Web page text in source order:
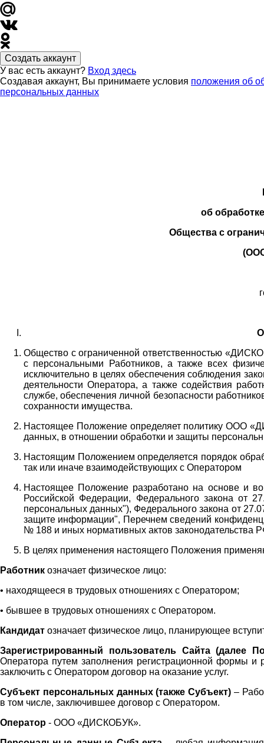
Создать аккаунт
У вас есть аккаунт? Вход здесь
Создавая аккаунт, Вы принимаете условия положения об
персональных данных
об
Общества с
Общество с ограниченной ответственностью
с персональными Работников, а также всех
исключительно в целях обеспечения соблюдения
деятельности Оператора,а также содействия
службе, обеспечения личной безопасности
сохранности имущества.
Настоящее Положение определяет политику ООО
данных, в отношении обработки и защиты
Настоящим Положением определяется порядок
так или иначе взаимодействующих с Оператором
Настоящее Положение разработано на основе и во
Российской Федерации, Федерального закона
персональных данных"), Федерального закона от
защите информации", Перечнем сведений
№ 188 и иных нормативных актов законодательства
В целях применения настоящего Положения
Работник означает физическое лицо:
• находящееся в трудовых отношениях с Оператором;
• бывшее в трудовых отношениях с Оператором.
Кандидат означает физическое лицо, планирующее
Зарегистрированный пользователь Сайта (далее
Оператора путем заполнения регистрационной формы и
заключить с Оператором договор на оказание услуг.
Субъект персональных данных (также Субъект) –
в том числе, заключившее договор с Оператором.
Оператор - ООО «ДИСКОБУК».